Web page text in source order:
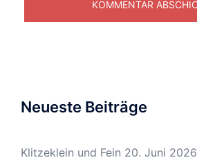
Neueste Beiträge
Klitzeklein und Fein 20. Juni 2026